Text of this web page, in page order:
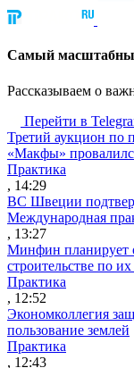
Cамый
Рассказываем о
Перейти в
Третий аукцион по
«Макфы»
Практика
, 14:29
ВС Швеции
Международная
, 13:27
Минфин планирует
строительстве по
Практика
, 12:52
Экономколлегия
пользование землей
Практика
, 12:43